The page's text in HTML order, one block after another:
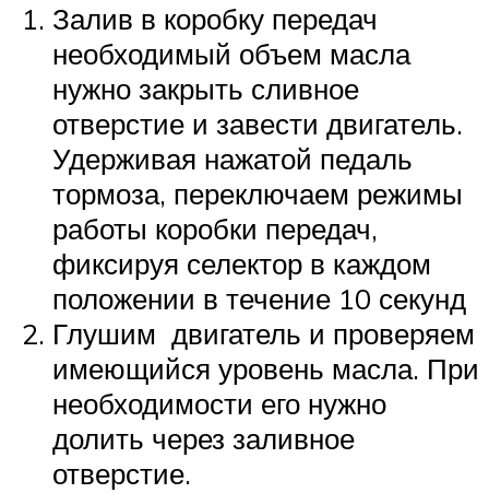
Залив в коробку передач
необходимый объем масла
нужно закрыть сливное
отверстие и завести двигатель.
Удерживая нажатой педаль
тормоза, переключаем режимы
работы коробки передач,
фиксируя селектор в каждом
положении в течение 10 секунд
Глушим двигатель и проверяем
имеющийся уровень масла. При
необходимости его нужно
долить через заливное
отверстие.